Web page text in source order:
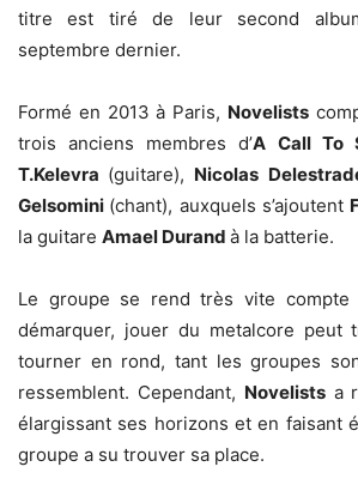
titre est tiré de leur second
septembre dernier.
Formé en 2013 à Paris, Novelists
trois anciens membres d’A Call To
T.Kelevra (guitare), Nicolas
Gelsomini (chant), auxquels s’ajoutent
la guitare Amael Durand à la batterie.
Le groupe se rend très vite compte
démarquer, jouer du metalcore peut
tourner en rond, tant les groupes
ressemblent. Cependant, Novelistsa
élargissant ses horizons et en faisant
groupe a su trouver sa place.